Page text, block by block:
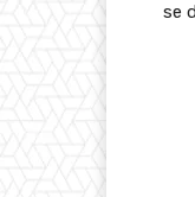
se